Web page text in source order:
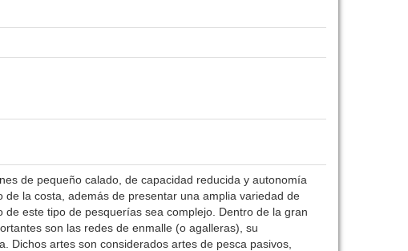
de pequeño calado, de capacidad reducida y autonomía
la costa, además de presentar una amplia variedad de
este tipo de pesquerías sea complejo. Dentro de la gran
son las redes de enmalle (o agalleras), su
Dichos artes son considerados artes de pesca pasivos,